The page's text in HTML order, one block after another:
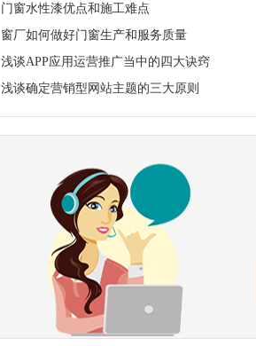
门窗水性漆优点和施工难点
窗厂如何做好门窗生产和服务质量
浅谈APP应用运营推广当中的四大诀窍
浅谈确定营销型网站主题的三大原则